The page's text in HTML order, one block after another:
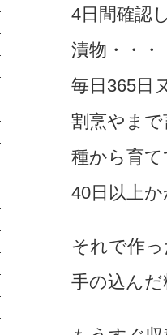
4日間確認
漬物・・・
毎日365日
割烹やま
種から育
40日以上
それで作
手の込ん